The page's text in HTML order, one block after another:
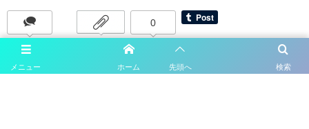
0
メニュー 検索
ホーム 先頭へ